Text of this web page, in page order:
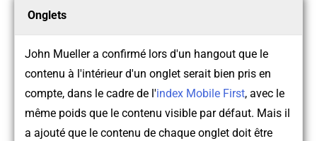
Onglets
John Mueller a confirmé lors d'un hangout que le
contenu à l'intérieur d'un onglet serait bien pris en
compte, dans le cadre de l'index Mobile First, avec le
même poids que le contenu visible par défaut. Mais il
a ajouté que le contenu de chaque onglet doit être